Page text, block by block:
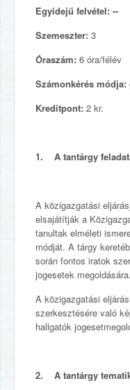
Egyidejű felvétel: --
Szemeszter: 3
Óraszám: 6 óra/félév
Számonkérés módja:
Kreditpont: 2 kr.
1. A tantárgy
A közigazgatási
elsajátítják a
tanultak elméleti
módját. A tárgy
során fontos iratok
jogesetek megoldására.
A közigazgatási
szerkesztésére való
hallgatók
2. A tantárgy